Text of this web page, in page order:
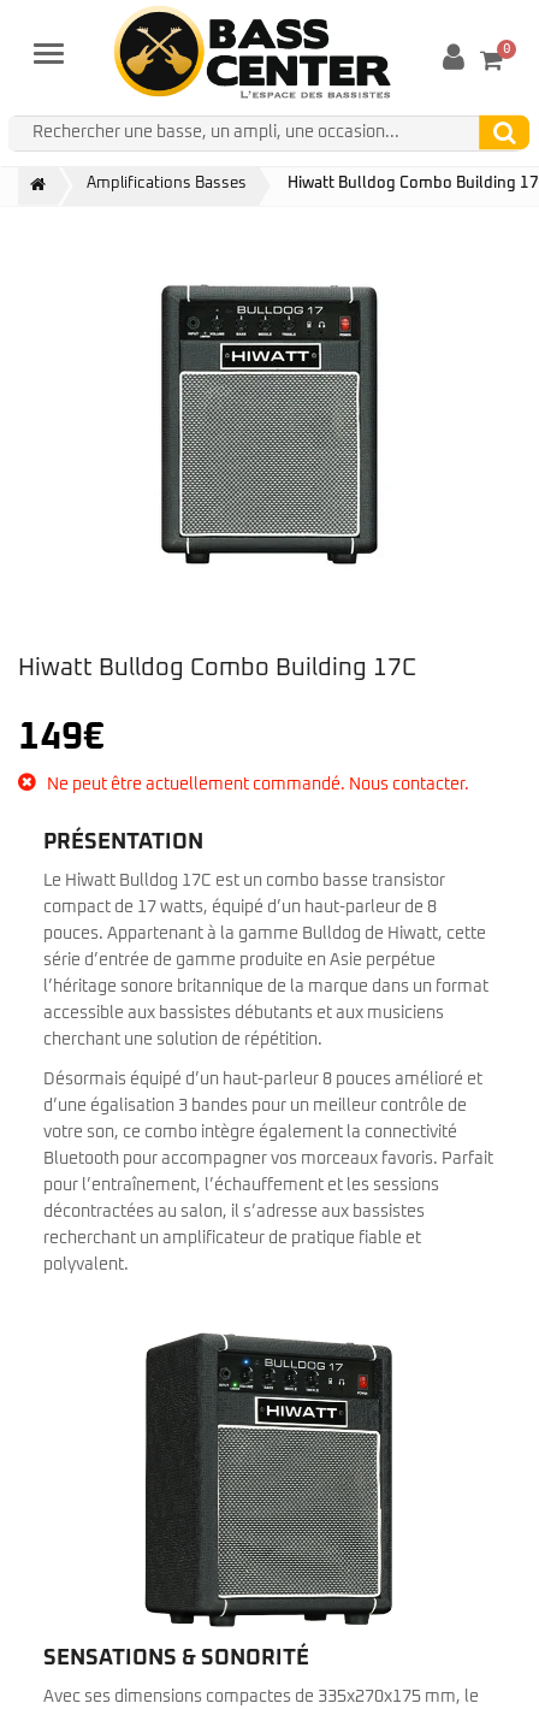
Menu 0
Amplifications Basses Hiwatt Bulldog Combo Building
Hiwatt Bulldog Combo Building 17C
149€
Ne peut être actuellement commandé. Nous contacter.
PRÉSENTATION
Le Hiwatt Bulldog 17C est un combo basse transistor
compact de 17 watts, équipé d’un haut-parleur de 8
pouces. Appartenant à la gamme Bulldog de Hiwatt, cette
série d’entrée de gamme produite en Asie perpétue
l’héritage sonore britannique de la marque dans un format
accessible aux bassistes débutants et aux musiciens
cherchant une solution de répétition.
Désormais équipé d’un haut-parleur 8 pouces amélioré et
d’une égalisation 3 bandes pour un meilleur contrôle de
votre son, ce combo intègre également la connectivité
Bluetooth pour accompagner vos morceaux favoris. Parfait
pour l’entraînement, l’échauffement et les sessions
décontractées au salon, il s’adresse aux bassistes
recherchant un amplificateur de pratique fiable et
polyvalent.
SENSATIONS & SONORITÉ
Avec ses dimensions compactes de 335x270x175 mm, le